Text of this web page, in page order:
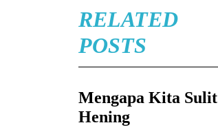
RELATED
POSTS
Mengapa Kita Sulit
Hening